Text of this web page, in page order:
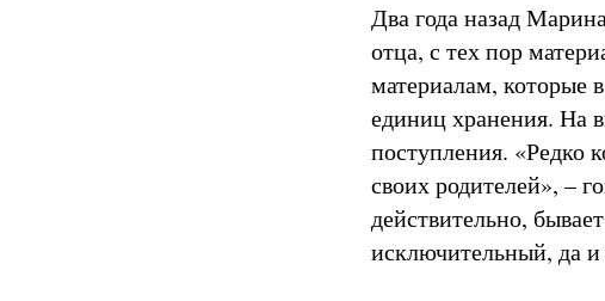
Два года назад
отца, с тех пор
материалам, которые
единиц хранения. На
поступления. «Редко
своих родителей», –
действительно,
исключительный, да и